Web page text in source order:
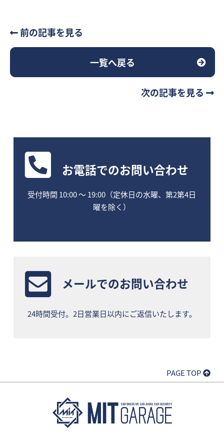
前の記事を見る
一覧へ戻る
次の記事を見る
お電話でのお問い合わせ
受付時間 10:00 〜 19:00（定休日の水曜、第2第4日
曜を除く）
メールでのお問い合わせ
24時間受付。2日営業日以内にご返信いたします。
PAGE TOP